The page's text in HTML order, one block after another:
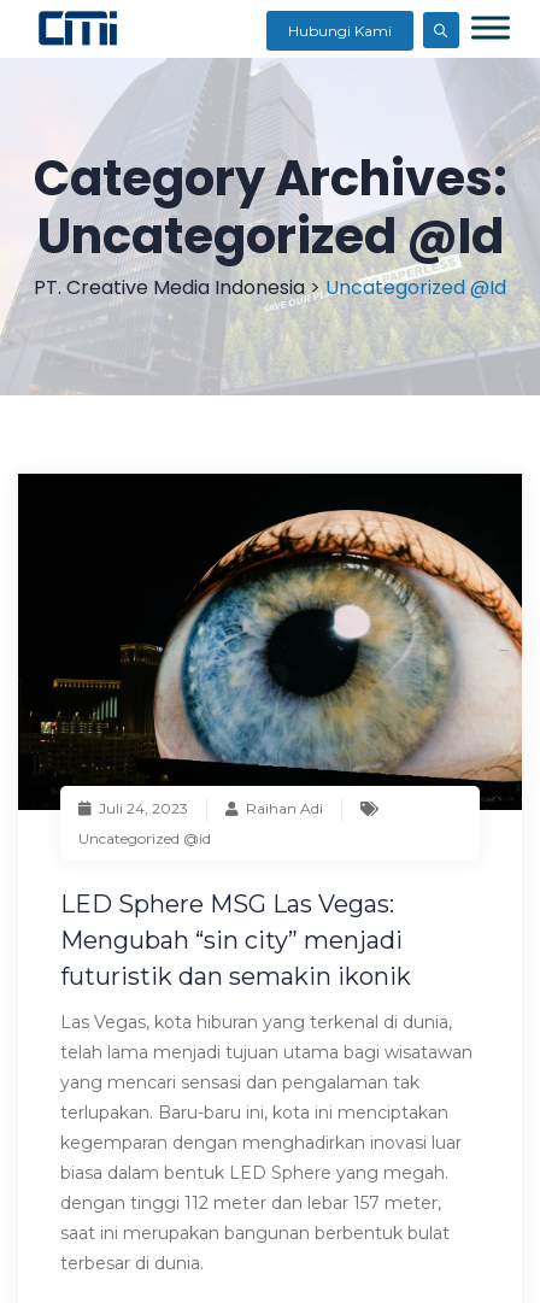
Hubungi Kami
Category Archives:
Uncategorized @id
PT. Creative Media Indonesia >Uncategorized @id
Juli 24, 2023
Raihan Adi
Uncategorized @id
LED Sphere MSG Las Vegas:
Mengubah “sin city” menjadi
futuristik dan semakin ikonik
Las Vegas, kota hiburan yang terkenal di dunia,
telah lama menjadi tujuan utama bagi wisatawan
yang mencari sensasi dan pengalaman tak
terlupakan. Baru-baru ini, kota ini menciptakan
kegemparan dengan menghadirkan inovasi luar
biasa dalam bentuk LED Sphere yang megah.
dengan tinggi 112 meter dan lebar 157 meter,
saat ini merupakan bangunan berbentuk bulat
terbesar di dunia.